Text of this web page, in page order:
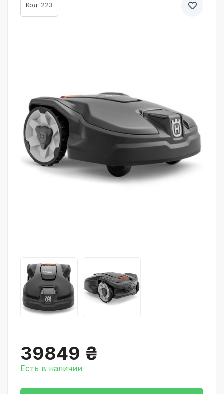
Код: 223
39849 ₴
Есть в наличии